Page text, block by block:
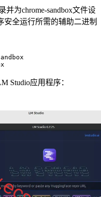
并为chrome-sandbox文件设
安全运行所需的辅助二进制
Studio应用程序：